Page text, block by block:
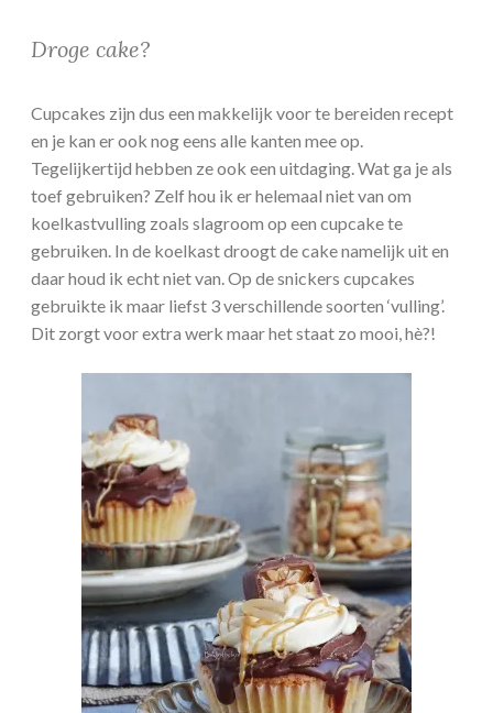
Droge cake?
Cupcakes zijn dus een makkelijk voor te bereiden recept
en je kan er ook nog eens alle kanten mee op.
Tegelijkertijd hebben ze ook een uitdaging. Wat ga je als
toef gebruiken? Zelf hou ik er helemaal niet van om
koelkastvulling zoals slagroom op een cupcake te
gebruiken. In de koelkast droogt de cake namelijk uit en
daar houd ik echt niet van. Op de snickers cupcakes
gebruikte ik maar liefst 3 verschillende soorten ‘vulling’.
Dit zorgt voor extra werk maar het staat zo mooi, hè?!